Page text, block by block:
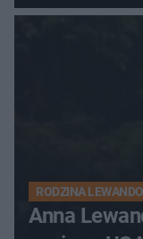
RODZINA
Anna